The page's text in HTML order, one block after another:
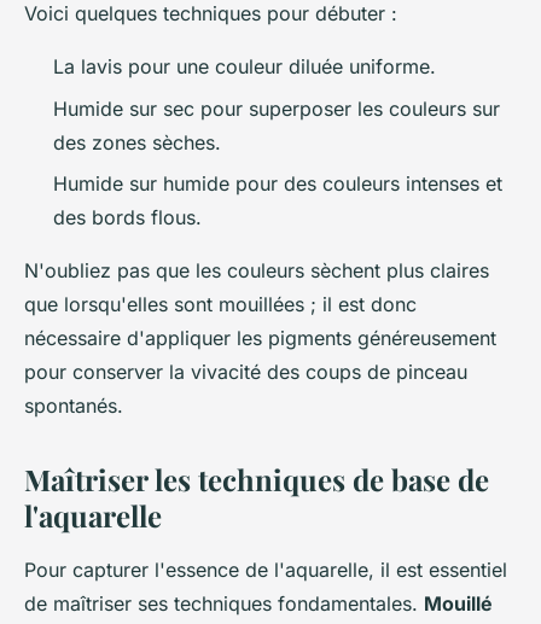
Voici quelques techniques pour débuter :
La lavis pour une couleur diluée uniforme.
Humide sur sec pour superposer les couleurs sur
des zones sèches.
Humide sur humide pour des couleurs intenses et
des bords flous.
N'oubliez pas que les couleurs sèchent plus claires
que lorsqu'elles sont mouillées ; il est donc
nécessaire d'appliquer les pigments généreusement
pour conserver la vivacité des coups de pinceau
spontanés.
Maîtriser les techniques de base de
l'aquarelle
Pour capturer l'essence de l'aquarelle, il est essentiel
de maîtriser ses techniques fondamentales. Mouillé